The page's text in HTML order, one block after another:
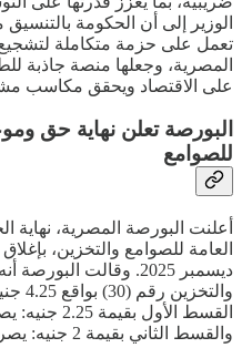
الوزير إلى أن الحكومة بالتنسيق
تعمل على حزمة متكاملة
المصرية، وجعلها منصة جاذبة
على الاقتصاد ويحقق مكاسب
البورصة تعلن نهاية حق
للصوامع
أعلنت البورصة المصرية، نهاية
ديسمبر 2025. وقالت
والقسط الثاني بقيمة 2 جنيه: يصرف إعتبارا من 18 يناير 2026.